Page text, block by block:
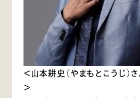
＜山本耕史（やまもとこうじ）
＞